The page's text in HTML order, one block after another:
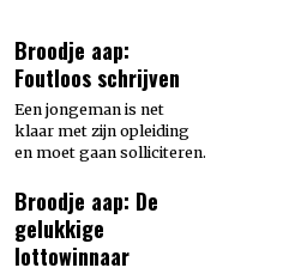
Broodje aap:
Foutloos schrijven
Een jongeman is net
klaar met zijn opleiding
en moet gaan solliciteren.
Broodje aap: De
gelukkige
lottowinnaar